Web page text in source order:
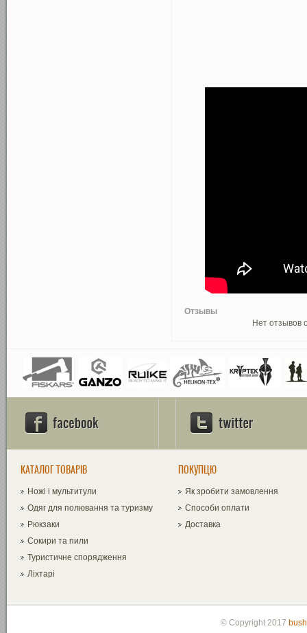
Отзывы
Нет отзывов
КАТАЛОГ ТОВАРІВ
Ножі і мультитули
Одяг для полювання та туризму
Рюкзаки
Сокири та пили
Туристичне спорядження
Ліхтарі
ПОКУПЦЮ
Як зробити замовлення
Способи оплати
Доставка
© Copyright 2017